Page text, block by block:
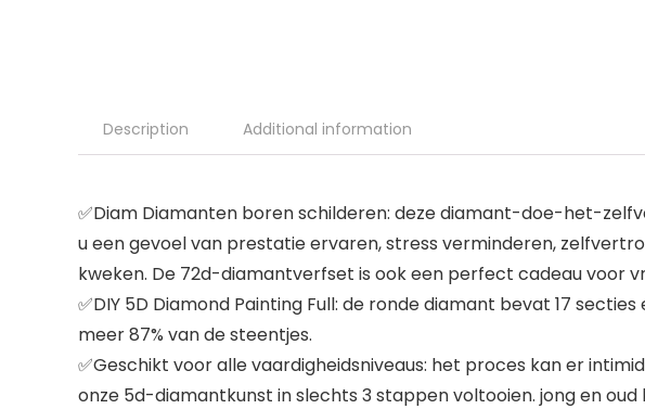
Description Additional information
✅Diam Diamanten boren schilderen: deze diamant-doe-het-
u een gevoel van prestatie ervaren, stress verminderen,
kweken. De 72d-diamantverfset is ook een perfect cadeau voor
✅DIY 5D Diamond Painting Full: de ronde diamant bevat 17
meer 87% van de steentjes.
✅Geschikt voor alle vaardigheidsniveaus: het proces kan er
onze 5d-diamantkunst in slechts 3 stappen voltooien. jong en